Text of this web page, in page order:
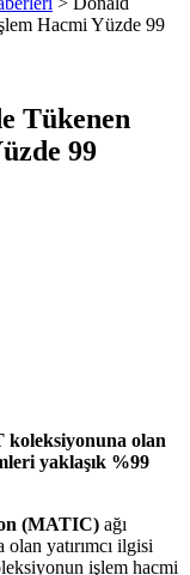
Hacmi Yüzde 99
Tükenen
99
koleksiyonuna olan
yaklaşık %99
(MATIC) ağı
yatırımcı ilgisi
işlem hacmi